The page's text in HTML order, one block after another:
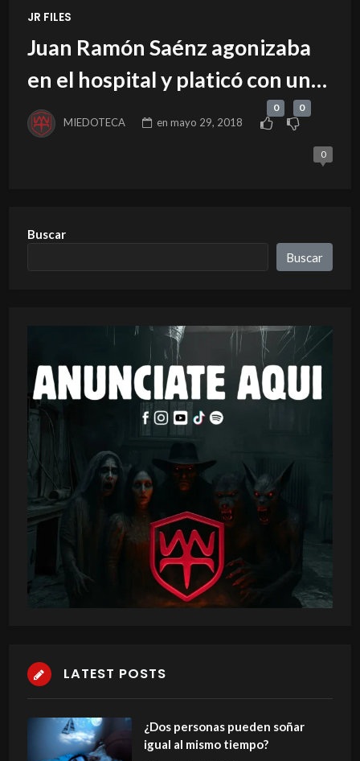
JR FILES
Juan Ramón Saénz agonizaba
en el hospital y platicó con una
compañera de radio
MIEDOTECA enmayo 29, 2018
0 0
0
Buscar
Buscar
LATEST POSTS
¿Dos personas pueden soñar
igual al mismo tiempo?